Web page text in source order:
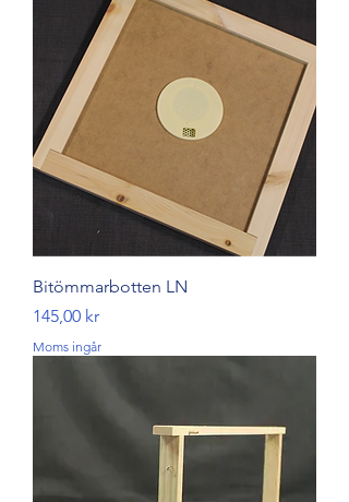
Bitömmarbotten LN
Pris
145,00 kr
Moms ingår